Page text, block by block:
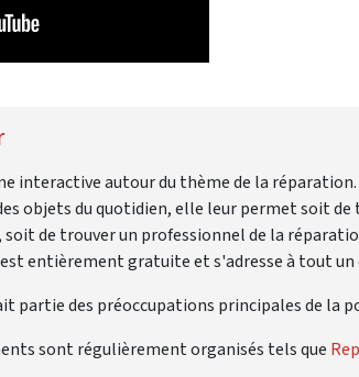
interactive autour du thème de la réparation.
objets du quotidien, elle leur permet soit de
de trouver un professionnel de la
entièrement gratuite et s'adresse à tout un
partie des préoccupations principales de la
sont régulièrement organisés tels que